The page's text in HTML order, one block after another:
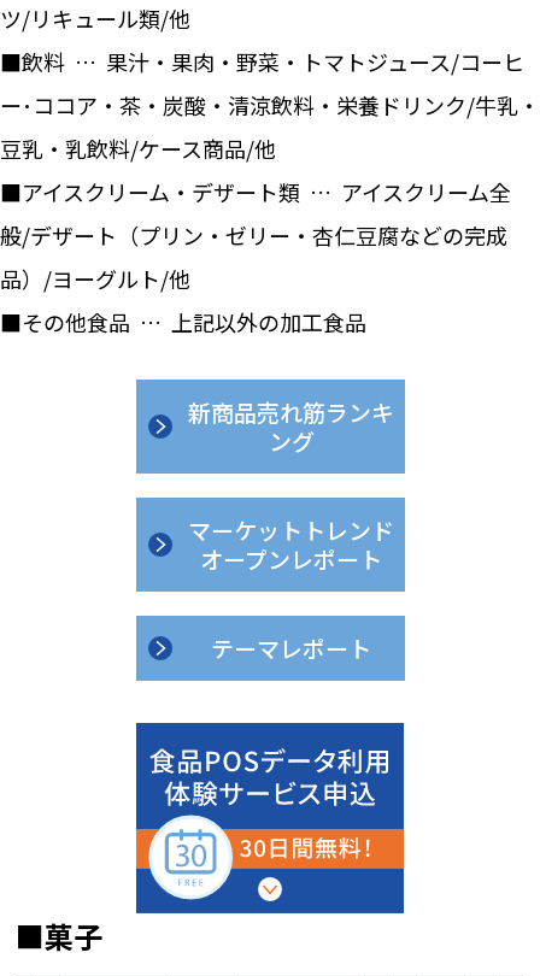
ツ/リキュール類/他
■飲料 … 果汁・果肉・野菜・トマトジュース/コーヒ
ー･ココア・茶・炭酸・清涼飲料・栄養ドリンク/牛乳・
豆乳・乳飲料/ケース商品/他
■アイスクリーム・デザート類 … アイスクリーム全
般/デザート（プリン・ゼリー・杏仁豆腐などの完成
品）/ヨーグルト/他
■その他食品 … 上記以外の加工食品
新商品売れ筋ランキ
ング
マーケットトレンド
オープンレポート
テーマレポート
■菓子